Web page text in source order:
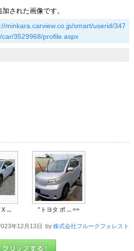
された画像です。
minkara.carview.co.jp/smart/userid/347
car/3529968/profile.aspx
... "トヨタ ポ ... >>
年12月13日 by 株式会社フルークフォレスト